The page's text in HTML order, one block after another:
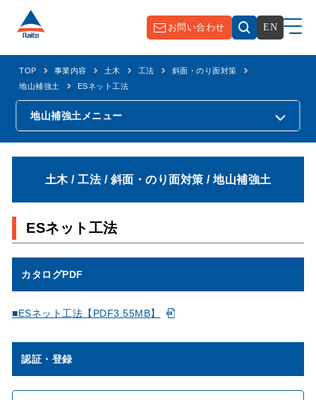
お問い合わせ EN
TOP 事業内容 土木 工法
斜面・のり面対策
地山補強土
ESネット工法
地山補強土 メニュー
土木 / 工法 / 斜面・のり面対策 / 地山補強土
ESネット工法
カタログPDF
■ESネット工法【PDF3.55MB】
認証・登録